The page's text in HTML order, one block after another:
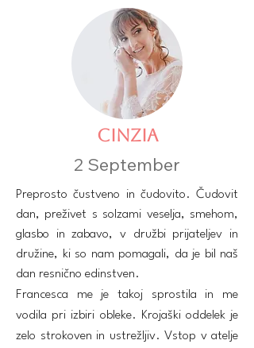
CINZIA
2 September
Preprosto čustveno in čudovito. Čudovit
dan, preživet s solzami veselja, smehom,
glasbo in zabavo, v družbi prijateljev in
družine, ki so nam pomagali, da je bil naš
dan resnično edinstven.
Francesca me je takoj sprostila in me
vodila pri izbiri obleke. Krojaški oddelek je
zelo strokoven in ustrežljiv. Vstop v atelje